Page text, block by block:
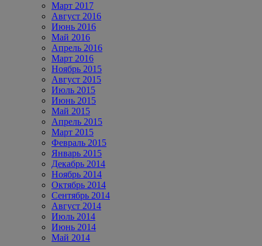
Март 2017
Август 2016
Июнь 2016
Май 2016
Апрель 2016
Март 2016
Ноябрь 2015
Август 2015
Июль 2015
Июнь 2015
Май 2015
Апрель 2015
Март 2015
Февраль 2015
Январь 2015
Декабрь 2014
Ноябрь 2014
Октябрь 2014
Сентябрь 2014
Август 2014
Июль 2014
Июнь 2014
Май 2014